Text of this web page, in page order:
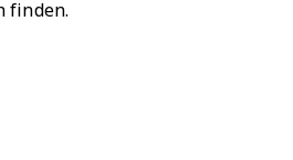
finden.